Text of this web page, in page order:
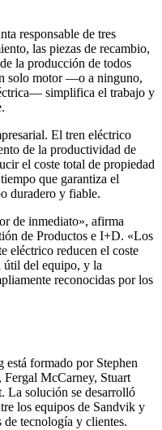
responsable de tres
las piezas de recambio,
la producción de todos
solo motor —o a ninguno,
simplifica el trabajo y
El tren eléctrico
de la productividad de
el coste total de propiedad
que garantiza el
duradero y fiable.
de inmediato», afirma
de Productos e I+D. «Los
eléctrico reducen el coste
útil del equipo, y la
reconocidas por los
está formado por Stephen
McCarney, Stuart
La solución se desarrolló
los equipos de Sandvik y
tecnología y clientes.